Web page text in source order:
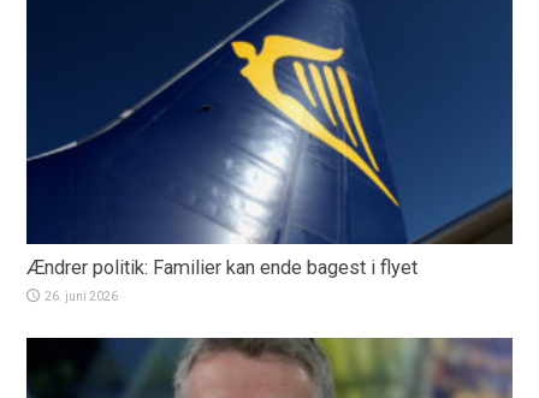
Ændrer politik: Familier kan ende bagest i flyet
26. juni 2026